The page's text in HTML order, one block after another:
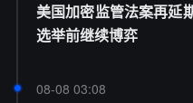
美国加密监管法案再延
选举前继续博弈
08-08 03:08